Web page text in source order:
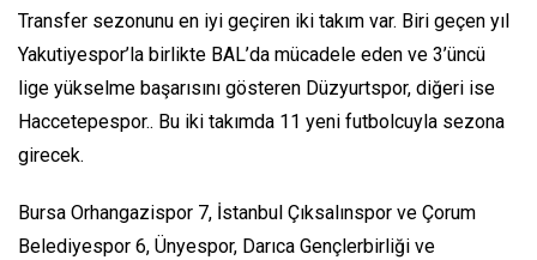
Transfer sezonunu en iyi geçiren iki takım var. Biri geçen yıl
Yakutiyespor’la birlikte BAL’da mücadele eden ve 3’üncü
lige yükselme başarısını gösteren Düzyurtspor, diğeri ise
Haccetepespor.. Bu iki takımda 11 yeni futbolcuyla sezona
girecek.
Bursa Orhangazispor 7, İstanbul Çıksalınspor ve Çorum
Belediyespor 6, Ünyespor, Darıca Gençlerbirliği ve